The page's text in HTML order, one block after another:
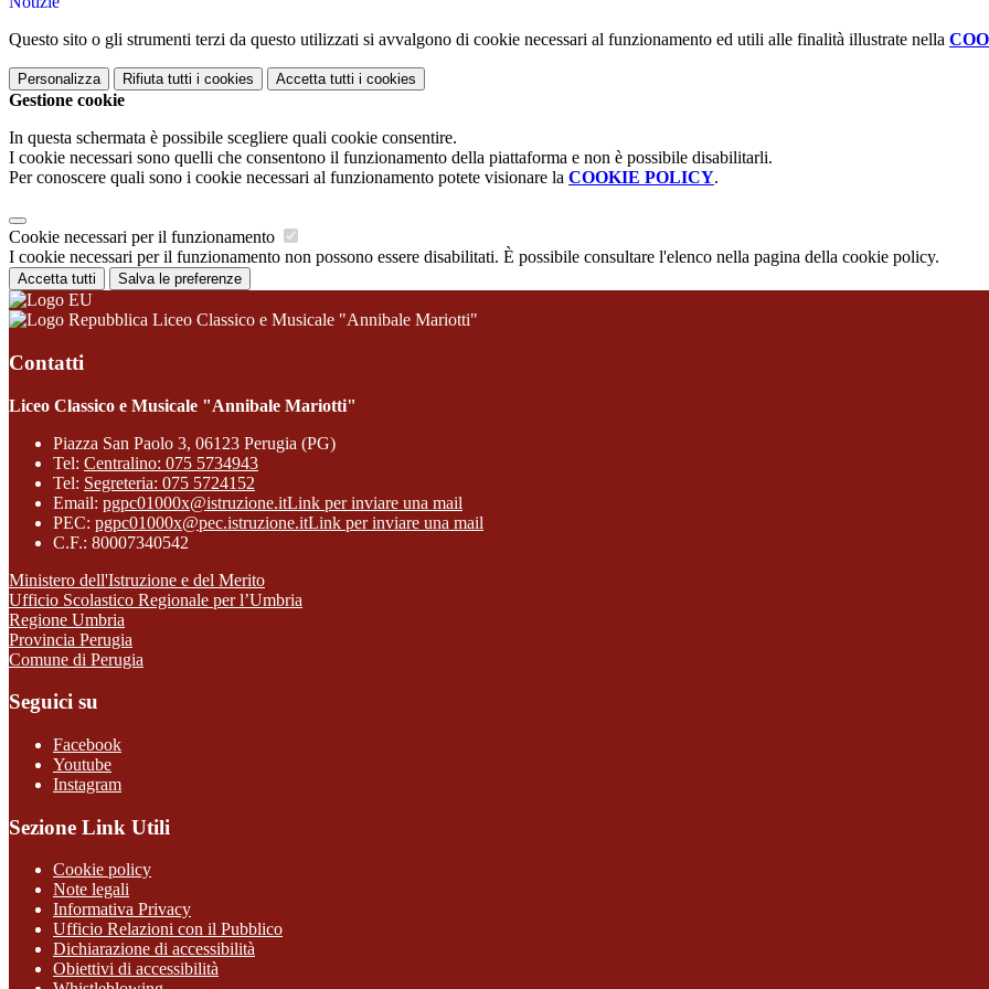
Questo sito o gli strumenti terzi da questo utilizzati si avvalgono di cookie necessari al funzionamento ed utili alle finalità illustrate nella
Personalizza Rifiuta tutti i cookies Accetta tutti i cookies
Gestione cookie
In questa schermata è possibile scegliere quali cookie consentire.
I cookie necessari sono quelli che consentono il funzionamento della piattaforma e non è possibile disabilitarli.
Per conoscere quali sono i cookie necessari al funzionamento potete visionare la COOKIE POLICY.
Cookie necessari per il funzionamento
I cookie necessari per il funzionamento non possono essere disabilitati. È possibile consultare l'elenco nella pagina della cookie policy.
Accetta tutti Salva le preferenze
Liceo Classico e Musicale "Annibale Mariotti"
Contatti
Liceo Classico e Musicale "Annibale Mariotti"
Piazza San Paolo 3, 06123 Perugia (PG)
Tel: Centralino: 075 5734943
Tel: Segreteria: 075 5724152
Email: pgpc01000x@istruzione.itLink per inviare una mail
PEC: pgpc01000x@pec.istruzione.itLink per inviare una mail
C.F.: 80007340542
Ministero dell'Istruzione e del Merito
Ufficio Scolastico Regionale per l’Umbria
Regione Umbria
Provincia Perugia
Comune di Perugia
Seguici su
Facebook
Youtube
Instagram
Sezione Link Utili
Cookie policy
Note legali
Informativa Privacy
Ufficio Relazioni con il Pubblico
Dichiarazione di accessibilità
Obiettivi di accessibilità